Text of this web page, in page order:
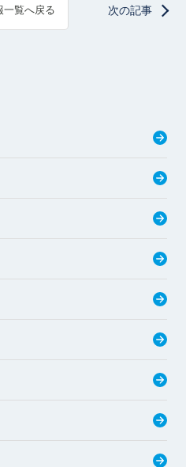
一覧へ戻る 次の記事